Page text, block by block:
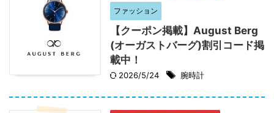
ファッション
【クーポン掲載】August Berg
(オーガストバーグ)割引コード掲
載中！
2026/5/24 腕時計